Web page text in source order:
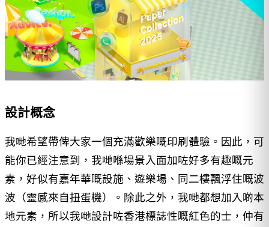
設計概念
我哋希望帶俾大家一個充滿歡樂嘅印刷體驗。因此，可
能你已經注意到，我哋喺場景入面加咗好多有趣嘅元
素，好似有嘉年華嘅設施、遊樂場、同二樓飄浮住嘅波
波（靈感來自扭蛋機）。除此之外，我哋都想加入啲本
地元素，所以我哋設計咗香港標誌性嘅紅色的士，仲有